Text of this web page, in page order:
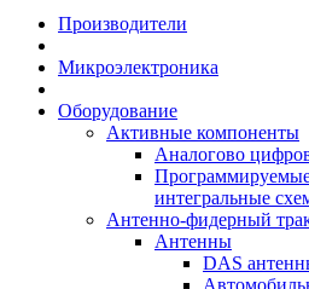
Производители
Микроэлектроника
Оборудование
Активные компоненты
Аналогово
интегральные
Антенно-фидерный
Антенны
DAS